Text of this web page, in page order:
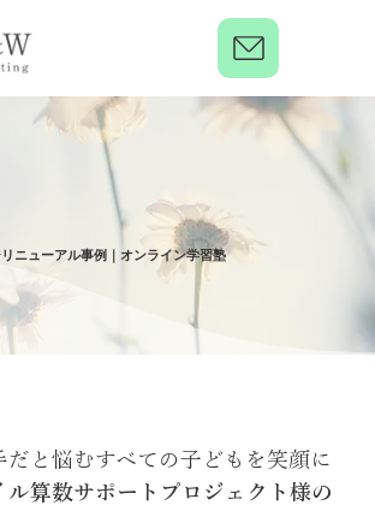
リニューアル事例｜オンライン学習塾
だと悩むすべての子どもを笑顔に
ル算数サポートプロジェクト様の